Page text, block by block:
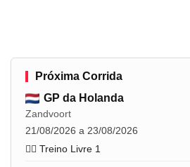
Próxima Corrida
GP da Holanda
Zandvoort
21/08/2026 a 23/08/2026
🏋️‍♂️ Treino Livre 1